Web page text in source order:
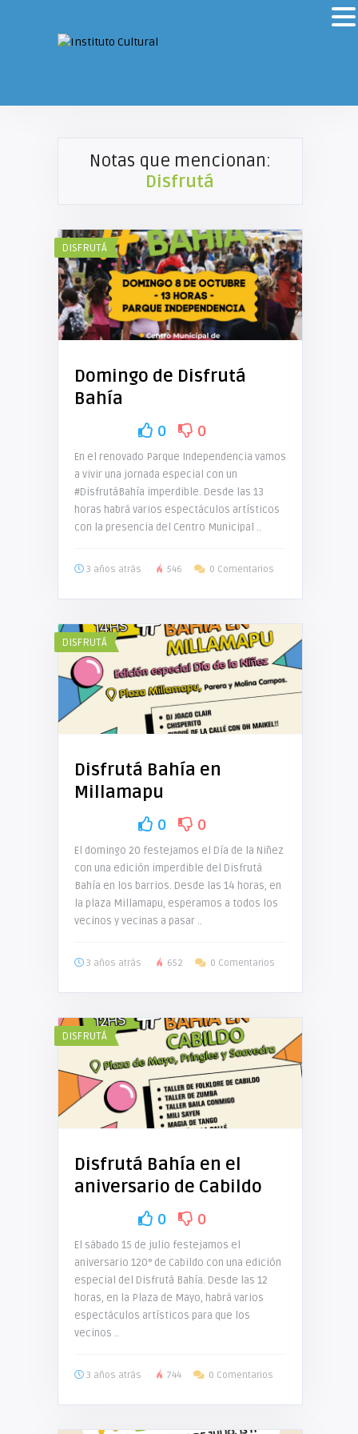
Notas que mencionan:
Disfrutá
DISFRUTÁ
Domingo de Disfrutá
Bahía
0 0
En el renovado Parque Independencia vamos
a vivir una jornada especial con un
#DisfrutáBahía imperdible. Desde las 13
horas habrá varios espectáculos artísticos
con la presencia del Centro Municipal ..
3 años atrás 546 0 Comentarios
DISFRUTÁ
Disfrutá Bahía en
Millamapu
0 0
El domingo 20 festejamos el Día de la Niñez
con una edición imperdible del Disfrutá
Bahía en los barrios. Desde las 14 horas, en
la plaza Millamapu, esperamos a todos los
vecinos y vecinas a pasar ..
3 años atrás 652 0 Comentarios
DISFRUTÁ
Disfrutá Bahía en el
aniversario de Cabildo
0 0
El sábado 15 de julio festejamos el
aniversario 120° de Cabildo con una edición
especial del Disfrutá Bahía. Desde las 12
horas, en la Plaza de Mayo, habrá varios
espectáculos artísticos para que los
vecinos ..
3 años atrás 744 0 Comentarios